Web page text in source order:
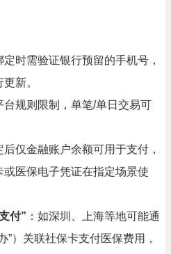
定时需验证银行预留的手机号，
新。
台规则限制，单笔/单日交易可
后仅金融账户余额可用于支付，
医保电子凭证在指定场景使
付” ：如深圳、上海等地可能通
”）关联社保卡支付医保费用，